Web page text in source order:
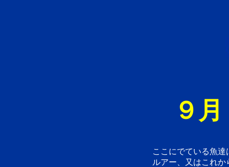
９
ここにでている魚
ルアー、又はこれ